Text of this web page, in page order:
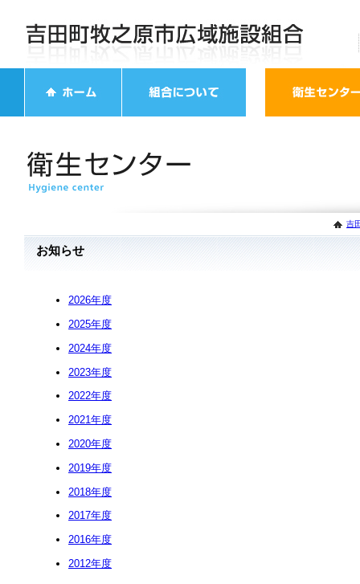
吉
お知らせ
2026年度
2025年度
2024年度
2023年度
2022年度
2021年度
2020年度
2019年度
2018年度
2017年度
2016年度
2012年度